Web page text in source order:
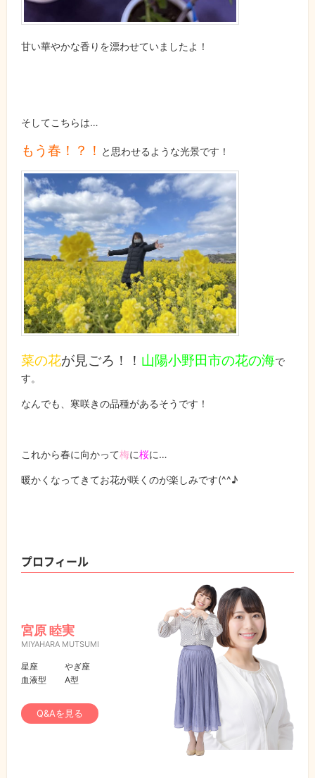
甘い華やかな香りを漂わせていましたよ！
そしてこちらは…
もう春！？！ と思わせるような光景です！
菜の花が見ごろ！！ 山陽小野田市の花の海で
す。
なんでも、寒咲きの品種があるそうです！
これから春に向かって梅に桜に…
暖かくなってきてお花が咲くのが楽しみです(^^♪
プロフィール
宮原 睦実
MIYAHARA MUTSUMI
星座
やぎ座
血液型
A型
Q&Aを見る